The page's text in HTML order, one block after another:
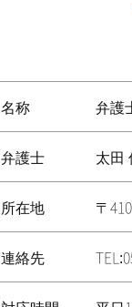
名称 弁護
弁護士 太田
所在地 〒
連絡先